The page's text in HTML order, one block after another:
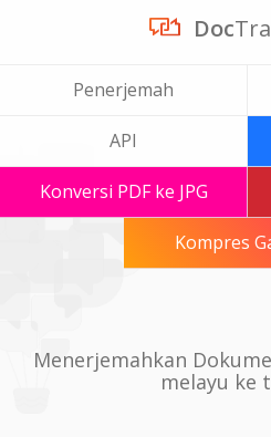
Doc
Penerjemah
API
Konversi PDF ke JPG
Kompres
Menerjemahkan
melayu ke